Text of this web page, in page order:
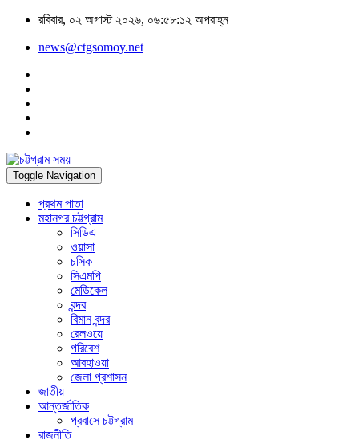
রবিবার, ০২ অগাস্ট ২০২৬, ০৬:৫৮:১২ অপরাহ্ন
news@ctgsomoy.net
Toggle Navigation
প্রথম পাতা
মহানগর চট্টগ্রাম
সিডিএ
ওয়াসা
চসিক
সিএমপি
মেডিকেল
বন্দর
বিমান বন্দর
রেলওয়ে
পরিবেশ
আবহাওয়া
জেলা প্রশাসন
জাতীয়
আন্তর্জাতিক
প্রবাসে চট্টগ্রাম
রাজনীতি